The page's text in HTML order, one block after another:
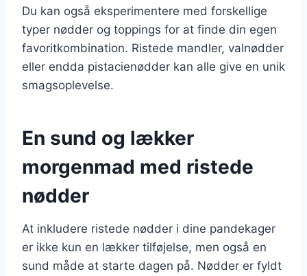
Du kan også eksperimentere med forskellige
typer nødder og toppings for at finde din egen
favoritkombination. Ristede mandler, valnødder
eller endda pistacienødder kan alle give en unik
smagsoplevelse.
En sund og lækker
morgenmad med ristede
nødder
At inkludere ristede nødder i dine pandekager
er ikke kun en lækker tilføjelse, men også en
sund måde at starte dagen på. Nødder er fyldt